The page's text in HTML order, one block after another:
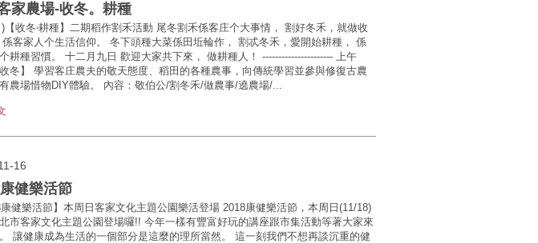
家農場-收冬。耕種
)【收冬‧耕種】二期稻作割禾活動 尾冬割禾係客庄个大事情， 割好冬禾，就做收
客家人个生活信仰。 冬下頭種大菜係田坵輪作， 割忒冬禾，愛開始耕種， 係
耕種習慣。 十二月九日 歡迎大家共下來， 做耕種人！ ---------------------- 上午
冬】 學習客庄農夫的敬天態度、稻田的各種農事，向傳統學習並參與修復古農
農場惜物DIY體驗。 內容：敬伯公/割冬禾/做農事/遶農場/...
16
健樂活節
康健樂活節】本周日客家文化主題公園樂活登場 2018康健樂活節，本周日(11/18)
市客家文化主題公園登場囉!! 今年一樣有豐富好玩的講座跟市集活動等著大家來
讓健康成為生活的一個部分是這麼的理所當然。 這一刻我們不想再談沉重的健